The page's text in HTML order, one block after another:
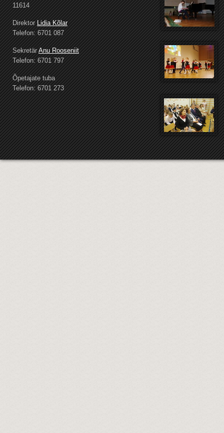
11614
DirektorLidia Kõlar
Telefon: 6701 087
SekretärAnu Rooseniit
Telefon: 6701 797
Õpetajate tuba
Telefon: 6701 273